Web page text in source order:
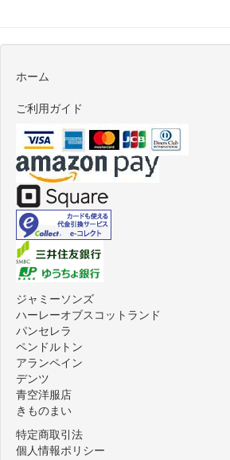
ホーム
ご利用ガイド
ジャミーソンズ
ハーレーオブスコットランド
パンセレラ
ペンドルトン
アランペイン
デンツ
青空洋服店
きものまい
特定商取引法
個人情報ポリシー